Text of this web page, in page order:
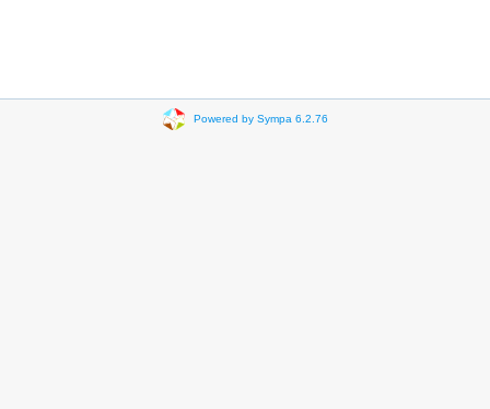
Powered by Sympa 6.2.76